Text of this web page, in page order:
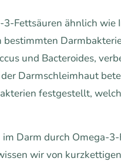
Fettsäuren ähnlich
und Bacteroides,
Darmschleimhaut
festgestellt,
Darm durch Omega-
wir von